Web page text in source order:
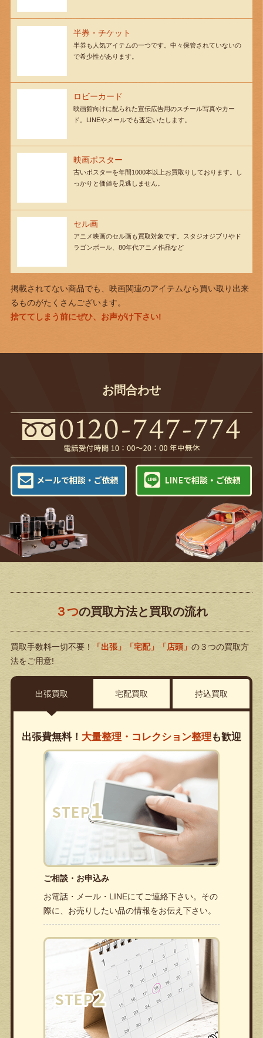
半券・チケット
半券も人気アイテムの一つです。中々保管されていないの
で希少性があります。
ロビーカード
映画館向けに配られた宣伝広告用のスチール写真やカー
ド。LINEやメールでも査定いたします。
映画ポスター
古いポスターを年間1000本以上お買取りしております。し
っかりと価値を見逃しません。
セル画
アニメ映画のセル画も買取対象です。スタジオジブリやド
ラゴンボール、80年代アニメ作品など
掲載されてない商品でも、映画関連のアイテムなら買い取り出来
るものがたくさんございます。
捨ててしまう前にぜひ、お声がけ下さい!
お問合わせ
３つの買取方法と買取の流れ
買取手数料一切不要！ 「出張」「宅配」「店頭」 の３つの買取方
法をご用意!
出張買取 宅配買取 持込買取
出張費無料！ 大量整理・コレクション整理 も歓迎
ご相談・お申込み
お電話・メール・LINEにてご連絡下さい。その
際に、お売りしたい品の情報をお伝え下さい。